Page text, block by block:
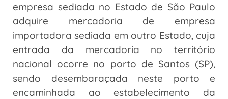
empresa sediada no Estado de São Paulo
adquire mercadoria de empresa
importadora sediada em outro Estado, cuja
entrada da mercadoria no território
nacional ocorre no porto de Santos (SP),
sendo desembaraçada neste porto e
encaminhada ao estabelecimento da